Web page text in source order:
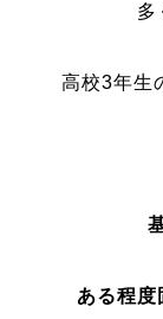
多
高校3年生
ある程度